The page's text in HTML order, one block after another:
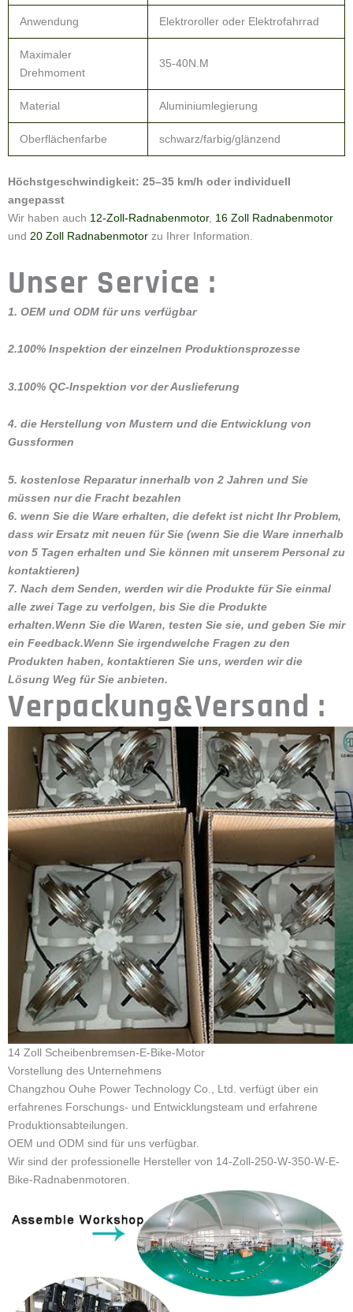
Bike-Radnabenmotoren.
FAQ
A: Dies hängt von der Nutzung ab, Ihre Spezifikation beeinflusst die
Leistung und Lebensdauer der Batterie. Die meisten Akkus haben
eine Lebensdauer von mehr als 700 Ladezyklen.
A: Normalerweise dauert es 4-6 Stunden.
F3: Kann das Fahrrad nur mit Pedalkraft gefahren werden?
A: Ja. Sie haben die Wahl - Batteriebetrieb, Pedalbetrieb oder eine
Kombination aus beidem.
F4: Wie hoch ist die Mindestbestellmenge?
A: Für den E-Bike-Umbausatz ist die MOQ 1-20PCS hängt von der
Art. Und für das elektrische Fahrrad ist die MOQ 1-10PCS hängt
von der Art.
Q5: Wie lange sind die Produktions- und Lieferzeiten?
A: Die Produktionszeit beträgt zwischen 15 und 40 Tagen. Abhängig
von der Menge und dem Modell.
Q6: Kann ich vorab Proben nehmen, um die Qualität und den Markt
zu testen?
A: Ja, Sie können gerne Proben nehmen, um unsere Qualität und
unseren Service zu testen.
F7: Wie sieht es mit Ihrer Garantie aus?
A: Motor: 2 Jahre Ladegerät: 1 Jahr Steuergerät: 1 Jahr Batterie:
18 Monate